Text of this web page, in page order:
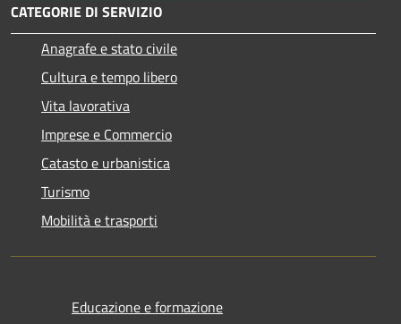
CATEGORIE DI SERVIZIO
Anagrafe e stato civile
Cultura e tempo libero
Vita lavorativa
Imprese e Commercio
Catasto e urbanistica
Turismo
Mobilità e trasporti
Educazione e formazione